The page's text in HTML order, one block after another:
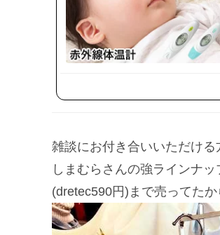
雑談にお付き合いいただけ
しまむらさんの強ラインナ
(dretec590円)まで売ってた